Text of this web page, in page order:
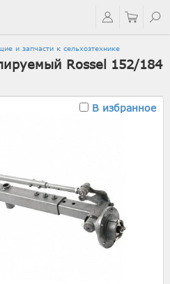
и запчасти к сельхозтехнике
Rossel 152/184
В избранное